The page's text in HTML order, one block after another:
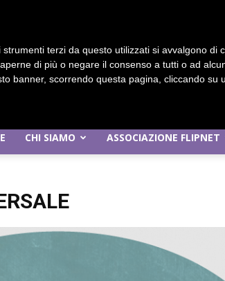
CHI SIAMO ASSOCIAZIONE FLIPNET
strumenti terzi da questo utilizzati si avvalgono
di più o negare il consenso a tutti o ad
banner, scorrendo questa pagina, cliccando